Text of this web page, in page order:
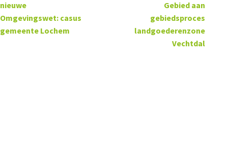
nieuwe
Omgevingswet: casus
gemeente Lochem
Gebied aan
gebiedsproces
landgoederenzone
Vechtdal